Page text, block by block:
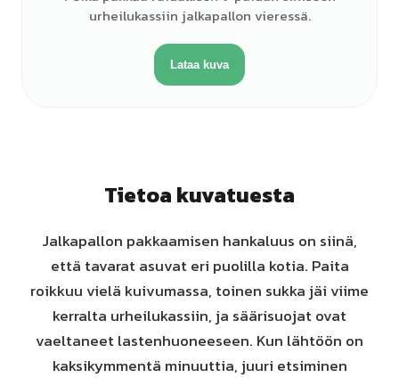
urheilukassiin jalkapallon vieressä.
Lataa kuva
Tietoa kuvatuesta
Jalkapallon pakkaamisen hankaluus on siinä,
että tavarat asuvat eri puolilla kotia. Paita
roikkuu vielä kuivumassa, toinen sukka jäi viime
kerralta urheilukassiin, ja säärisuojat ovat
vaeltaneet lastenhuoneeseen. Kun lähtöön on
kaksikymmentä minuuttia, juuri etsiminen